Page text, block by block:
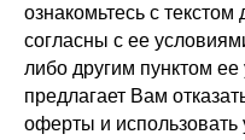
ознакомьтесь с
согласны с ее
либо другим пунктом
предлагает Вам
оферты и использовать